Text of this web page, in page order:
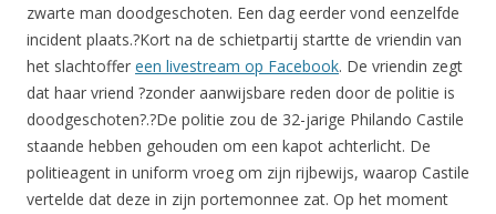
zwarte man doodgeschoten. Een dag eerder vond eenzelfde
incident plaats.?Kort na de schietpartij startte de vriendin van
het slachtoffer een livestream op Facebook. De vriendin zegt
dat haar vriend ?zonder aanwijsbare reden door de politie is
doodgeschoten?.?De politie zou de 32-jarige Philando Castile
staande hebben gehouden om een kapot achterlicht. De
politieagent in uniform vroeg om zijn rijbewijs, waarop Castile
vertelde dat deze in zijn portemonnee zat. Op het moment